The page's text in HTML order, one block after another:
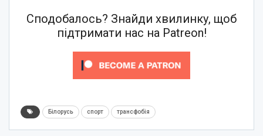
Сподобалось? Знайди хвилинку, щоб
підтримати нас на Patreon!
Білорусь спорт трансфобія